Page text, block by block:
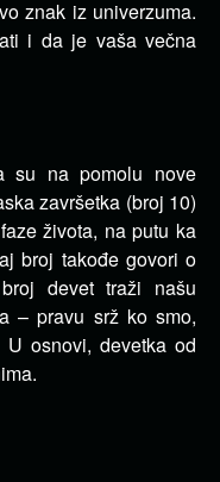
znak iz univerzuma.
i da je vaša večna
su na pomolu nove
završetka (broj 10)
života, na putu ka
broj takođe govori o
devet traži našu
– pravu srž ko smo,
osnovi, devetka od